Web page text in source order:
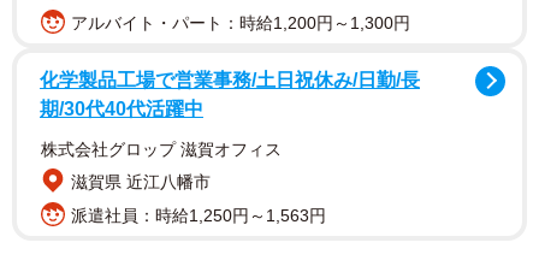
アルバイト・パート：時給1,200円～1,300円
化学製品工場で営業事務/土日祝休み/日勤/長
期/30代40代活躍中
株式会社グロップ 滋賀オフィス
滋賀県 近江八幡市
派遣社員：時給1,250円～1,563円